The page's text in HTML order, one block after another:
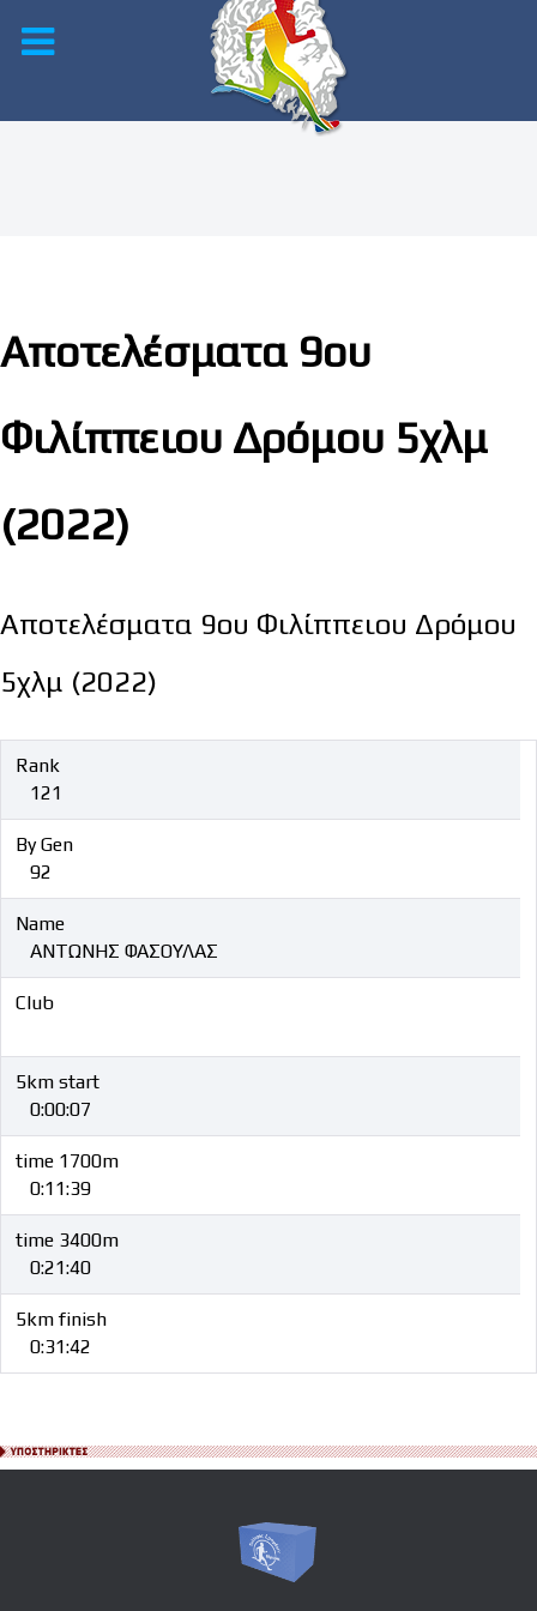
Αποτελέσματα 9ου
Φιλίππειου Δρόμου 5χλμ
(2022)
Αποτελέσματα 9ου Φιλίππειου Δρόμου
5χλμ (2022)
Rank
121
By Gen
92
Name
ΑΝΤΩΝΗΣ ΦΑΣΟΥΛΑΣ
Club
5km start
0:00:07
time 1700m
0:11:39
time 3400m
0:21:40
5km finish
0:31:42